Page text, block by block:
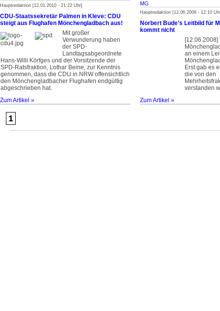
Hauptredaktion [12.01.2010 - 21:22 Uhr]
CDU-Staatssekretär Palmen in Kleve: CDU
steigt aus Flughafen Mönchengladbach aus!
Mit großer
Verwunderung haben
der SPD-
Landtagsabgeordnete
Hans-Willi Körfges und der Vorsitzende der
SPD-Ratsfraktion, Lothar Beine, zur Kenntnis
genommen, dass die CDU in NRW offensichtlich
den Mönchengladbacher Flughafen endgültig
abgeschrieben hat.
Zum Artikel »
MG
Hauptredaktion [12.06.2008 - 12:10
Norbert Bude’s Leitbild für
kommt nicht
an einem
Erst gab es
die von den
verstanden
Zum Artikel »
1